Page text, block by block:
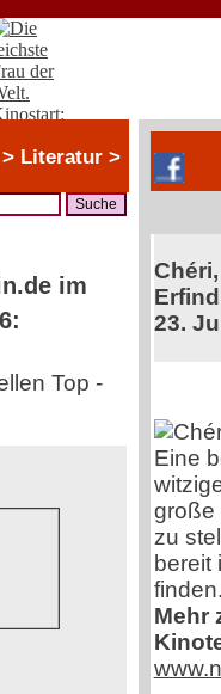
Literatur >
im
Top -
23.
Eine
große
zu
bereit
Mehr